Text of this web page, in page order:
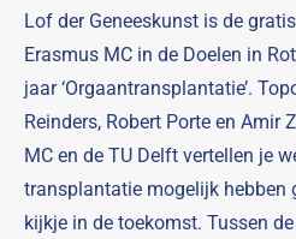
Lof der Geneeskunst is de
Erasmus MC in de Doelen in
jaar ‘Orgaantransplantatie’.
Reinders, Robert Porte en Amir
MC en de TU Delft vertellen je
transplantatie mogelijk hebben
kijkje in de toekomst. Tussen